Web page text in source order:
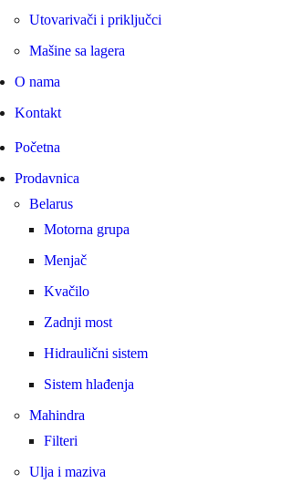
Utovarivači i priključci
Mašine sa lagera
O nama
Kontakt
Početna
Prodavnica
Belarus
Motorna grupa
Menjač
Kvačilo
Zadnji most
Hidraulični sistem
Sistem hlađenja
Mahindra
Filteri
Ulja i maziva